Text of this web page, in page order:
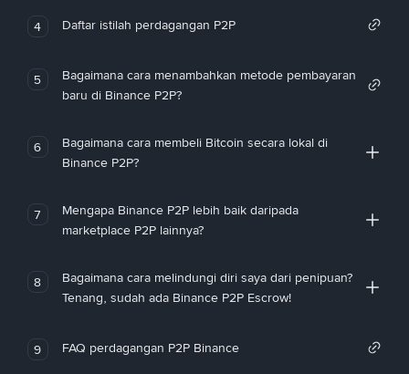
4 Daftar istilah perdagangan P2P
5
Bagaimana cara menambahkan metode pembayaran
baru di Binance P2P?
6
Bagaimana cara membeli Bitcoin secara lokal di
Binance P2P?
7
Mengapa Binance P2P lebih baik daripada
marketplace P2P lainnya?
8
Bagaimana cara melindungi diri saya dari penipuan?
Tenang, sudah ada Binance P2P Escrow!
9 FAQ perdagangan P2P Binance